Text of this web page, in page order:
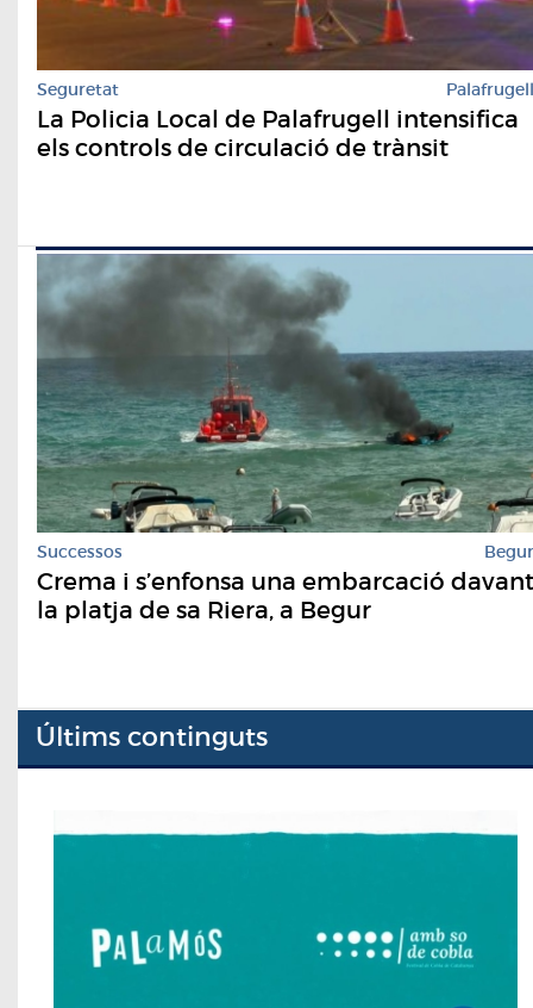
Seguretat Palafrugell
La Policia Local de Palafrugell intensifica
els controls de circulació de trànsit
Successos Begur
Crema i s’enfonsa una embarcació davant
la platja de sa Riera, a Begur
Últims continguts